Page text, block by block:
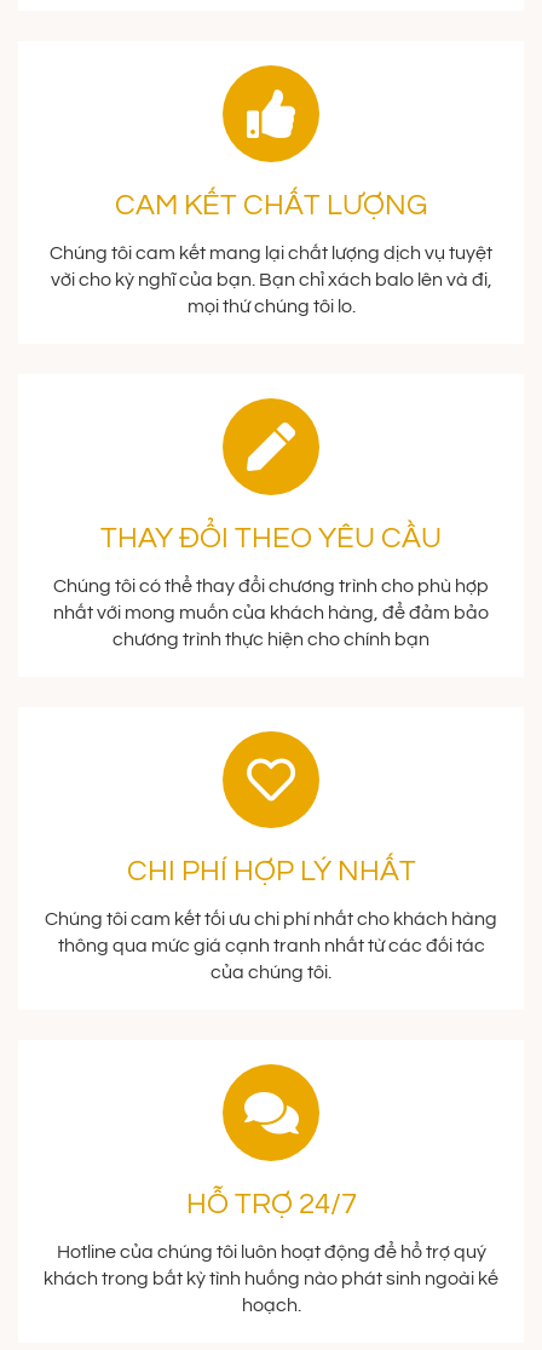
CAM KẾT CHẤT LƯỢNG
Chúng tôi cam kết mang lại chất lượng dịch vụ tuyệt
vời cho kỳ nghĩ của bạn. Bạn chỉ xách balo lên và đi,
mọi thứ chúng tôi lo.
THAY ĐỔI THEO YÊU CẦU
Chúng tôi có thể thay đổi chương trình cho phù hợp
nhất với mong muốn của khách hàng, để đảm bảo
chương trình thực hiện cho chính bạn
CHI PHÍ HỢP LÝ NHẤT
Chúng tôi cam kết tối ưu chi phí nhất cho khách hàng
thông qua mức giá cạnh tranh nhất từ các đối tác
của chúng tôi.
HỖ TRỢ 24/7
Hotline của chúng tôi luôn hoạt động để hổ trợ quý
khách trong bất kỳ tình huống nào phát sinh ngoài kế
hoạch.